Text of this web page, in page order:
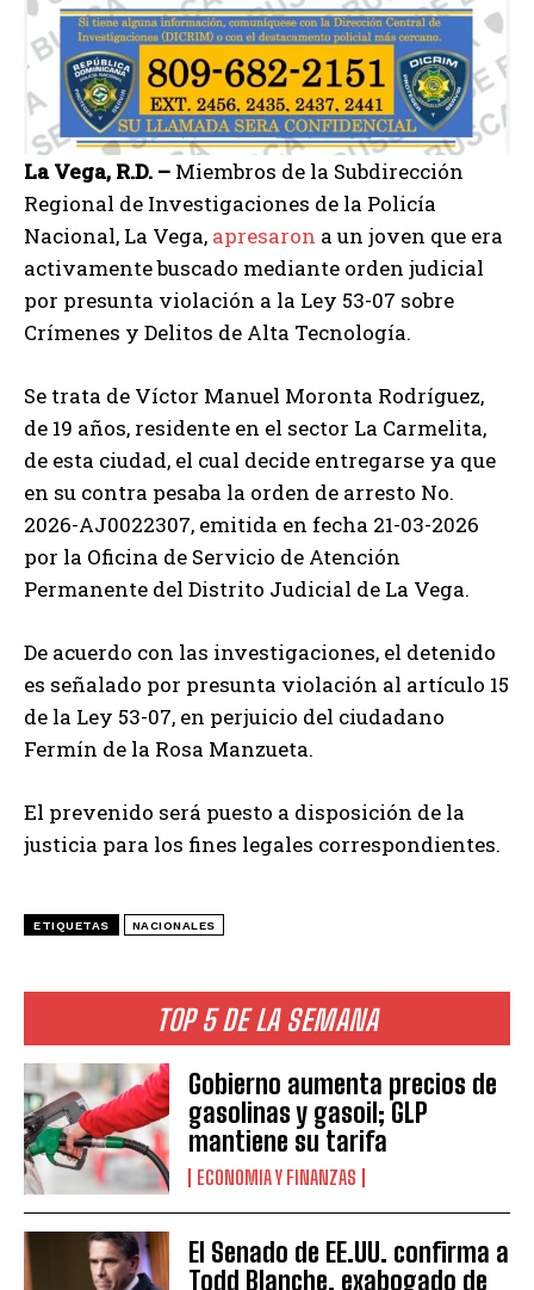
TOP 5 DE LA SEMANA
Gobierno aumenta precios de
gasolinas y gasoil; GLP
mantiene su tarifa
ECONOMIA Y FINANZAS
El Senado de EE.UU. confirma a
Todd Blanche, exabogado de
La Vega, R.D. – Miembros de la Subdirección
Regional de Investigaciones de la Policía
Nacional, La Vega, apresaron a un joven que era
activamente buscado mediante orden judicial
por presunta violación a la Ley 53-07 sobre
Crímenes y Delitos de Alta Tecnología.
Se trata de Víctor Manuel Moronta Rodríguez,
de 19 años, residente en el sector La Carmelita,
de esta ciudad, el cual decide entregarse ya que
en su contra pesaba la orden de arresto No.
2026-AJ0022307, emitida en fecha 21-03-2026
por la Oficina de Servicio de Atención
Permanente del Distrito Judicial de La Vega.
De acuerdo con las investigaciones, el detenido
es señalado por presunta violación al artículo 15
de la Ley 53-07, en perjuicio del ciudadano
Fermín de la Rosa Manzueta.
El prevenido será puesto a disposición de la
justicia para los fines legales correspondientes.
ETIQUETAS NACIONALES